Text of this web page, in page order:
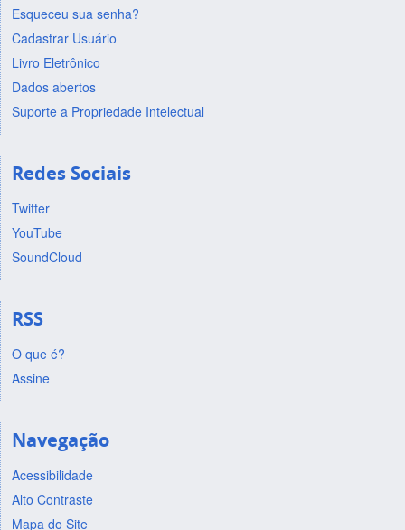
Esqueceu sua senha?
Cadastrar Usuário
Livro Eletrônico
Dados abertos
Suporte a Propriedade Intelectual
Redes Sociais
Twitter
YouTube
SoundCloud
RSS
O que é?
Assine
Navegação
Acessibilidade
Alto Contraste
Mapa do Site